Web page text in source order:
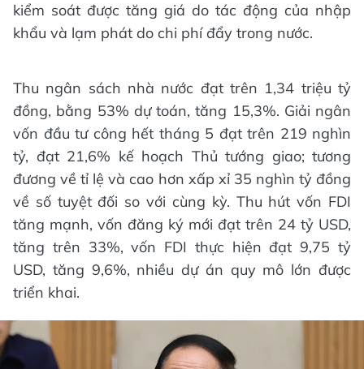
kiểm soát được tăng giá do tác động của nhập
khẩu và lạm phát do chi phí đẩy trong nước.
Thu ngân sách nhà nước đạt trên 1,34 triệu tỷ
đồng, bằng 53% dự toán, tăng 15,3%. Giải ngân
vốn đầu tư công hết tháng 5 đạt trên 219 nghìn
tỷ, đạt 21,6% kế hoạch Thủ tướng giao; tương
đương về tỉ lệ và cao hơn xấp xỉ 35 nghìn tỷ đồng
về số tuyệt đối so với cùng kỳ. Thu hút vốn FDI
tăng mạnh, vốn đăng ký mới đạt trên 24 tỷ USD,
tăng trên 33%, vốn FDI thực hiện đạt 9,75 tỷ
USD, tăng 9,6%, nhiều dự án quy mô lớn được
triển khai.